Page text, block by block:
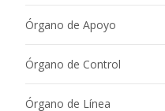
Órgano de Apoyo
Órgano de Control
Órgano de Línea